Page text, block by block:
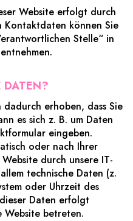
Website erfolgt durch
Kontaktdaten können Sie
Stelle“ in
DATEN?
erhoben, dass Sie
es sich z. B. um Daten
eingeben.
oder nach Ihrer
durch unsere IT-
technische Daten (z.
oder Uhrzeit des
Daten erfolgt
Website betreten.